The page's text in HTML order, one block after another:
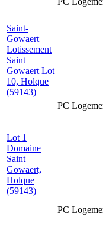
Saint-
Gowaert
Lotissement
Saint
Gowaert Lot
10, Holque
(59143)
PC
Lot 1
Domaine
Saint
Gowaert,
Holque
(59143)
PC